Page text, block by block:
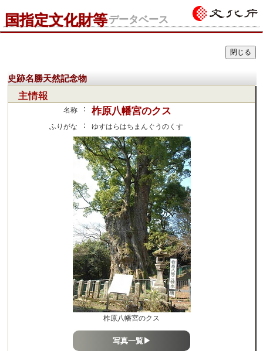
国指定文化財等データベース
史跡名勝天然記念物
主情報
名称 ： 柞原八幡宮のクス
ふりがな ： ゆすはらはちまんぐうのくす
柞原八幡宮のクス
写真一覧▶